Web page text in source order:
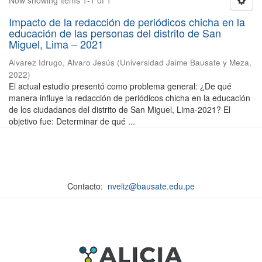
Impacto de la redacción de periódicos chicha en la
educación de las personas del distrito de San
Miguel, Lima – 2021
Alvarez Idrugo, Alvaro Jesús (Universidad Jaime Bausate y Meza,
2022)
El actual estudio presentó como problema general: ¿De qué
manera influye la redacción de periódicos chicha en la educación
de los ciudadanos del distrito de San Miguel, Lima-2021? El
objetivo fue: Determinar de qué ...
Contacto: nveliz@bausate.edu.pe